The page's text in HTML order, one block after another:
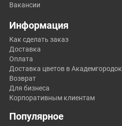
Вакансии
Информация
Как сделать заказ
Доставка
Оплата
Доставка цветов в Академгородок
Возврат
Для бизнеса
Корпоративным клиентам
Популярное